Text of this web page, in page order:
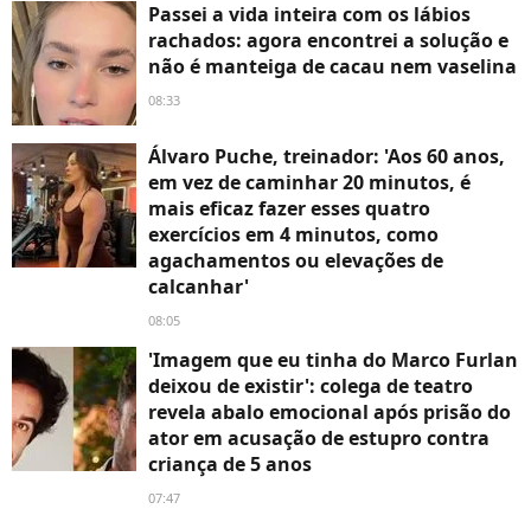
Passei a vida inteira com os lábios
rachados: agora encontrei a solução e
não é manteiga de cacau nem vaselina
08:33
Álvaro Puche, treinador: 'Aos 60 anos,
em vez de caminhar 20 minutos, é
mais eficaz fazer esses quatro
exercícios em 4 minutos, como
agachamentos ou elevações de
calcanhar'
08:05
'Imagem que eu tinha do Marco Furlan
deixou de existir': colega de teatro
revela abalo emocional após prisão do
ator em acusação de estupro contra
criança de 5 anos
07:47